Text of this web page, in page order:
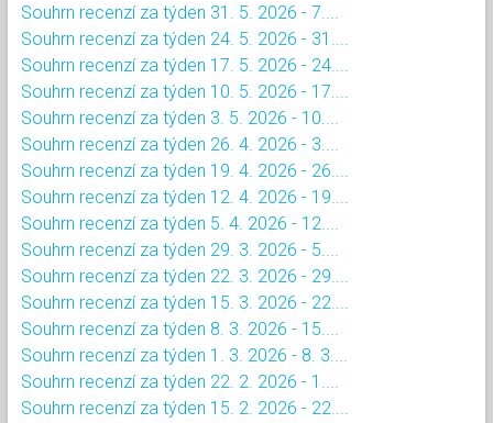
Souhrn recenzí za týden 31. 5. 2026 - 7....
Souhrn recenzí za týden 24. 5. 2026 - 31....
Souhrn recenzí za týden 17. 5. 2026 - 24....
Souhrn recenzí za týden 10. 5. 2026 - 17....
Souhrn recenzí za týden 3. 5. 2026 - 10....
Souhrn recenzí za týden 26. 4. 2026 - 3....
Souhrn recenzí za týden 19. 4. 2026 - 26....
Souhrn recenzí za týden 12. 4. 2026 - 19....
Souhrn recenzí za týden 5. 4. 2026 - 12....
Souhrn recenzí za týden 29. 3. 2026 - 5....
Souhrn recenzí za týden 22. 3. 2026 - 29....
Souhrn recenzí za týden 15. 3. 2026 - 22....
Souhrn recenzí za týden 8. 3. 2026 - 15....
Souhrn recenzí za týden 1. 3. 2026 - 8. 3....
Souhrn recenzí za týden 22. 2. 2026 - 1....
Souhrn recenzí za týden 15. 2. 2026 - 22....